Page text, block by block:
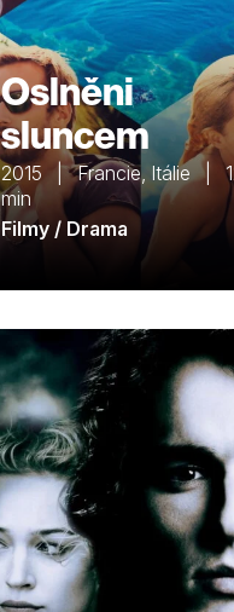
Oslněni
sluncem
2015 | Francie, Itálie |
min
Filmy / Drama